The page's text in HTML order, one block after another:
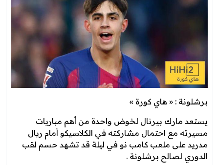
برشلونة : « هاي كورة »
يستعد مارك بيرنال لخوض واحدة من أهم مباريات
مسيرته مع احتمال مشاركته في الكلاسيكو أمام ريال
مدريد على ملعب كامب نو في ليلة قد تشهد حسم لقب
الدوري لصالح برشلونة .